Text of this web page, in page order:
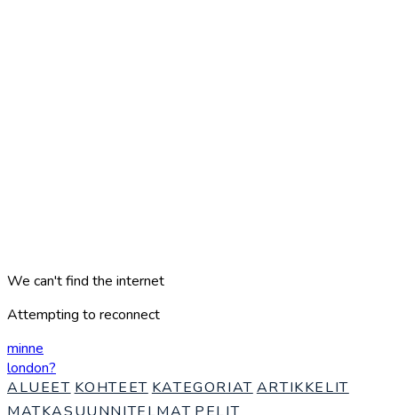
We can't find the internet
Attempting to reconnect
minne
london?
ALUEET KOHTEET KATEGORIAT ARTIKKELIT